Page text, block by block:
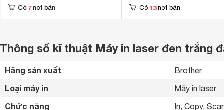
Có 7 nơi bán Có 13 nơi bán
Thông số kĩ thuật Máy in laser đen trắng
Hãng sản xuất Brother
Loại máy in Máy in laser
Chức năng In, Copy,